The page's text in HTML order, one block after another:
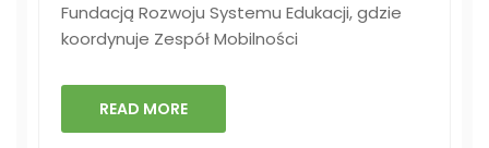
Fundacją Rozwoju Systemu Edukacji, gdzie
koordynuje Zespół Mobilności
READ MORE